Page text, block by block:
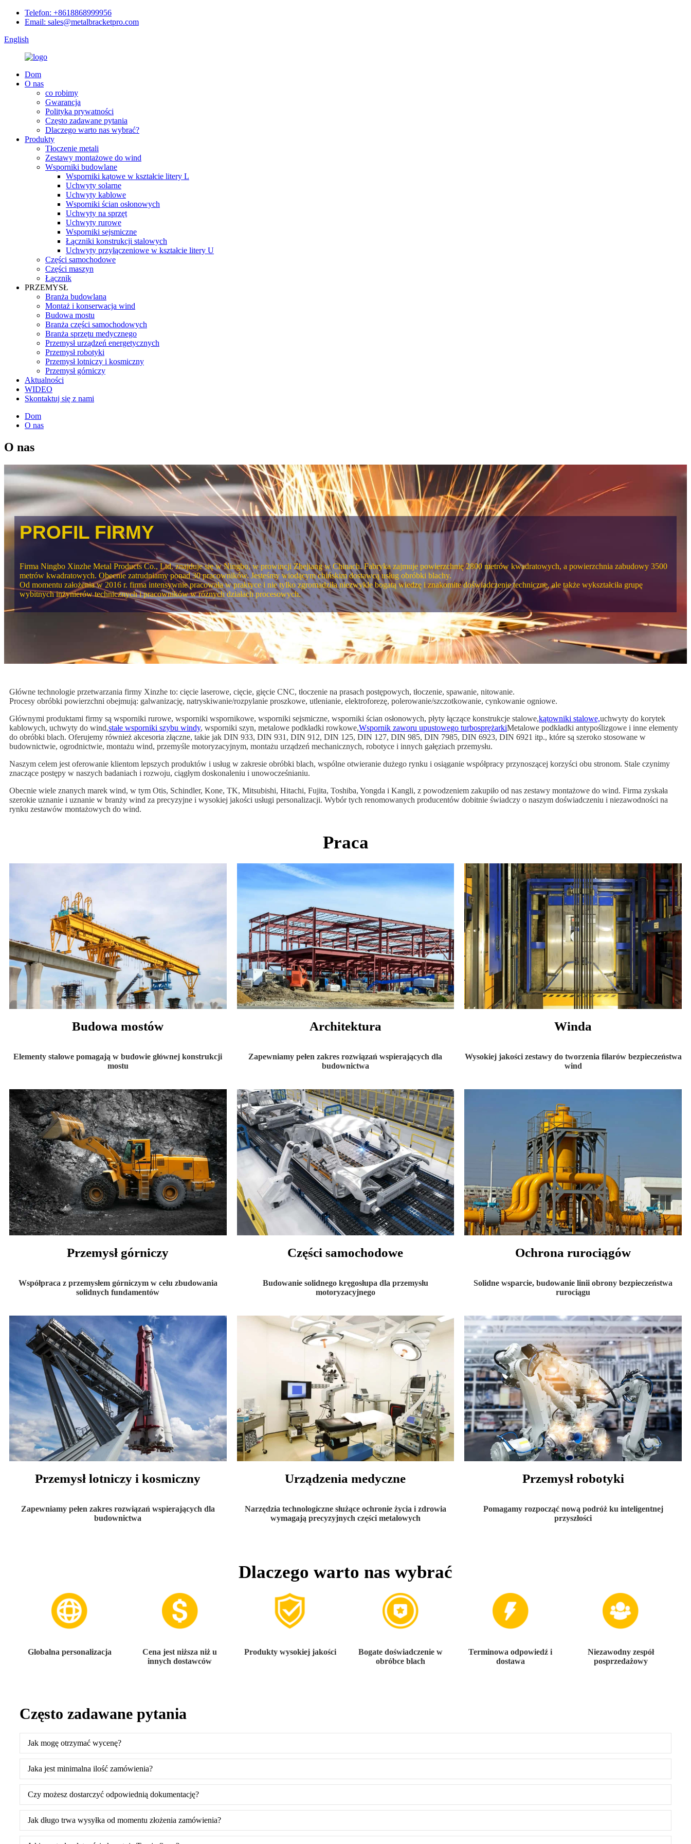
Telefon: +8618868999956
Email: sales@metalbracketpro.com
English
Dom
O nas
co robimy
Gwarancja
Polityka prywatności
Często zadawane pytania
Dlaczego warto nas wybrać?
Produkty
Tłoczenie metali
Zestawy montażowe do wind
Wsporniki budowlane
Wsporniki kątowe w kształcie litery L
Uchwyty solarne
Uchwyty kablowe
Wsporniki ścian osłonowych
Uchwyty na sprzęt
Uchwyty rurowe
Wsporniki sejsmiczne
Łączniki konstrukcji stalowych
Uchwyty przyłączeniowe w kształcie litery U
Części samochodowe
Części maszyn
Łącznik
PRZEMYSŁ
Branża budowlana
Montaż i konserwacja wind
Budowa mostu
Branża części samochodowych
Branża sprzętu medycznego
Przemysł urządzeń energetycznych
Przemysł robotyki
Przemysł lotniczy i kosmiczny
Przemysł górniczy
Aktualności
WIDEO
Skontaktuj się z nami
Dom
O nas
O nas
PROFIL FIRMY
Firma Ningbo Xinzhe Metal Products Co., Ltd. znajduje się w Ningbo, w prowincji Zhejiang w Chinach. Fabryka zajmuje powierzchnię 2800 metrów kwadratowych, a powierzchnia zabudowy 3500
metrów kwadratowych. Obecnie zatrudniamy ponad 30 pracowników. Jesteśmy wiodącym chińskim dostawcą usług obróbki blachy.
Od momentu założenia w 2016 r. firma intensywnie pracowała w praktyce i nie tylko zgromadziła niezwykle bogatą wiedzę i znakomite doświadczenie techniczne, ale także wykształciła grupę
wybitnych inżynierów technicznych i pracowników w różnych działach procesowych.
Główne technologie przetwarzania firmy Xinzhe to: cięcie laserowe, cięcie, gięcie CNC, tłoczenie na prasach postępowych, tłoczenie, spawanie, nitowanie.
Procesy obróbki powierzchni obejmują: galwanizację, natryskiwanie/rozpylanie proszkowe, utlenianie, elektroforezę, polerowanie/szczotkowanie, cynkowanie ogniowe.
Głównymi produktami firmy są wsporniki rurowe, wsporniki wspornikowe, wsporniki sejsmiczne, wsporniki ścian osłonowych, płyty łączące konstrukcje stalowe,kątowniki stalowe,uchwyty do korytek
kablowych, uchwyty do wind,stałe wsporniki szybu windy, wsporniki szyn, metalowe podkładki rowkowe,Wspornik zaworu upustowego turbosprężarkiMetalowe podkładki antypoślizgowe i inne elementy
do obróbki blach. Oferujemy również akcesoria złączne, takie jak DIN 933, DIN 931, DIN 912, DIN 125, DIN 127, DIN 985, DIN 7985, DIN 6923, DIN 6921 itp., które są szeroko stosowane w
budownictwie, ogrodnictwie, montażu wind, przemyśle motoryzacyjnym, montażu urządzeń mechanicznych, robotyce i innych gałęziach przemysłu.
Naszym celem jest oferowanie klientom lepszych produktów i usług w zakresie obróbki blach, wspólne otwieranie dużego rynku i osiąganie współpracy przynoszącej korzyści obu stronom. Stale czynimy
znaczące postępy w naszych badaniach i rozwoju, ciągłym doskonaleniu i unowocześnianiu.
Obecnie wiele znanych marek wind, w tym Otis, Schindler, Kone, TK, Mitsubishi, Hitachi, Fujita, Toshiba, Yongda i Kangli, z powodzeniem zakupiło od nas zestawy montażowe do wind. Firma zyskała
szerokie uznanie i uznanie w branży wind za precyzyjne i wysokiej jakości usługi personalizacji. Wybór tych renomowanych producentów dobitnie świadczy o naszym doświadczeniu i niezawodności na
rynku zestawów montażowych do wind.
Praca
Budowa mostów
Elementy stalowe pomagają w budowie głównej konstrukcji
mostu
Architektura
Zapewniamy pełen zakres rozwiązań wspierających dla
budownictwa
Winda
Wysokiej jakości zestawy do tworzenia filarów bezpieczeństwa
wind
Przemysł górniczy
Współpraca z przemysłem górniczym w celu zbudowania
solidnych fundamentów
Przemysł lotniczy i kosmiczny
Zapewniamy pełen zakres rozwiązań wspierających dla
budownictwa
Części samochodowe
Budowanie solidnego kręgosłupa dla przemysłu
motoryzacyjnego
Urządzenia medyczne
Narzędzia technologiczne służące ochronie życia i zdrowia
wymagają precyzyjnych części metalowych
Ochrona rurociągów
Solidne wsparcie, budowanie linii obrony bezpieczeństwa
rurociągu
Przemysł robotyki
Pomagamy rozpocząć nową podróż ku inteligentnej
przyszłości
Dlaczego warto nas wybrać
Globalna personalizacja
Cena jest niższa niż u
innych dostawców
Produkty wysokiej jakości
Bogate doświadczenie w
obróbce blach
Terminowa odpowiedź i
dostawa
Niezawodny zespół
posprzedażowy
Często zadawane pytania
Jak mogę otrzymać wycenę?
Jaka jest minimalna ilość zamówienia?
Czy możesz dostarczyć odpowiednią dokumentację?
Jak długo trwa wysyłka od momentu złożenia zamówienia?